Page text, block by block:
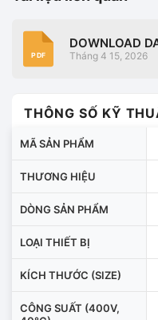
PDF
DOWNLOAD
Tháng 4 15, 2026
THÔNG SỐ KỸ
MÃ SẢN PHẨM
THƯƠNG HIỆU
DÒNG SẢN PHẨM
LOẠI THIẾT BỊ
KÍCH THƯỚC (SIZE)
CÔNG SUẤT (400V,